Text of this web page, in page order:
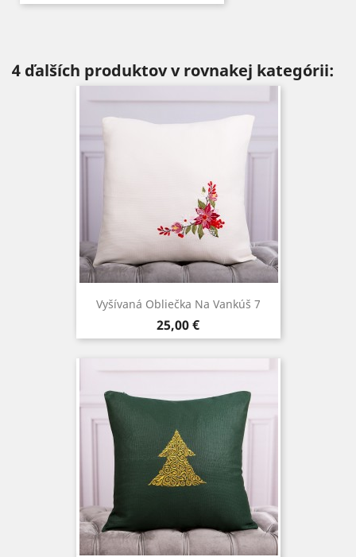
4 ďalších produktov v rovnakej kategórii:
Vyšívaná Obliečka Na Vankúš 7
Cena
25,00 €